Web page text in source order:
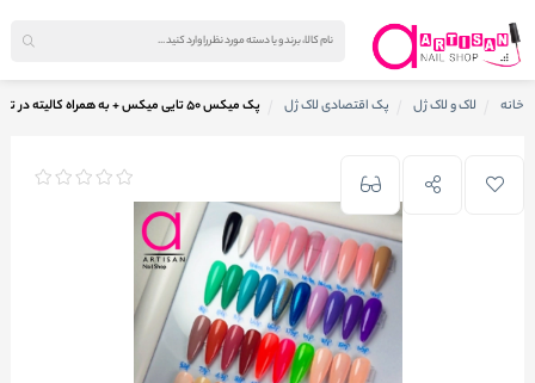
خانه لاک و لاک ژل پک اقتصادی لاک ژل پک میکس ۵۰ تایی میکس + به همراه کالیته در تصویر کد pmj17